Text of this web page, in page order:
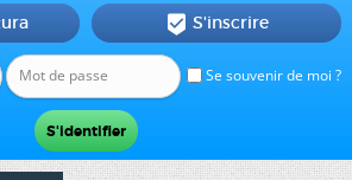
Se souvenir de moi ?
 S'inscrire